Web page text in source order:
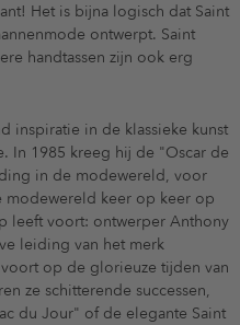
Het is bijna logisch dat Saint
ontwerpt. Saint
handtassen zijn ook erg
inspiratie in de klassieke kunst
In 1985 kreeg hij de "Oscar de
in de modewereld, voor
modewereld keer op keer op
leeft voort: ontwerper Anthony
leiding van het merk
op de glorieuze tijden van
ze schitterende successen,
du Jour" of de elegante Saint